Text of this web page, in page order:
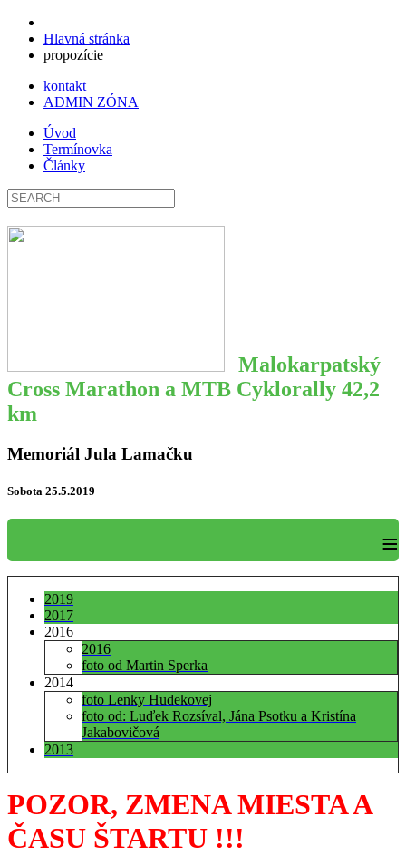
Hlavná stránka
propozície
kontakt
ADMIN ZÓNA
Úvod
Termínovka
Články
Malokarpatský
Cross Marathon a MTB Cyklorally 42,2
km
Memoriál Jula Lamačku
Sobota 25.5.2019
≡
2019
2017
2016
2016
foto od Martin Sperka
2014
foto Lenky Hudekovej
foto od: Luďek Rozsíval, Jána Psotku a Kristína
Jakabovičová
2013
POZOR, ZMENA MIESTA A
ČASU ŠTARTU !!!